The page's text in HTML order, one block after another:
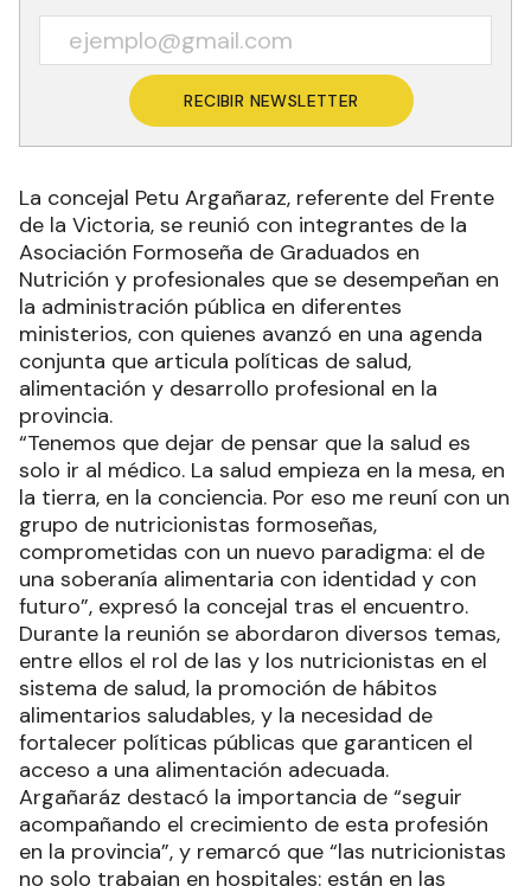
RECIBIR NEWSLETTER
La concejal Petu Argañaraz, referente del Frente
de la Victoria, se reunió con integrantes de la
Asociación Formoseña de Graduados en
Nutrición y profesionales que se desempeñan en
la administración pública en diferentes
ministerios, con quienes avanzó en una agenda
conjunta que articula políticas de salud,
alimentación y desarrollo profesional en la
provincia.
“Tenemos que dejar de pensar que la salud es
solo ir al médico. La salud empieza en la mesa, en
la tierra, en la conciencia. Por eso me reuní con un
grupo de nutricionistas formoseñas,
comprometidas con un nuevo paradigma: el de
una soberanía alimentaria con identidad y con
futuro”, expresó la concejal tras el encuentro.
Durante la reunión se abordaron diversos temas,
entre ellos el rol de las y los nutricionistas en el
sistema de salud, la promoción de hábitos
alimentarios saludables, y la necesidad de
fortalecer políticas públicas que garanticen el
acceso a una alimentación adecuada.
Argañaráz destacó la importancia de “seguir
acompañando el crecimiento de esta profesión
en la provincia”, y remarcó que “las nutricionistas
no solo trabajan en hospitales: están en las